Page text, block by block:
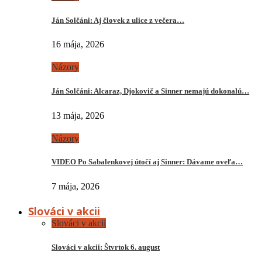
Ján Solčáni: Aj človek z ulice z večera…
16 mája, 2026
Názory
Ján Solčáni: Alcaraz, Djokovič a Sinner nemajú dokonalú…
13 mája, 2026
Názory
VIDEO Po Sabalenkovej útočí aj Sinner: Dávame oveľa…
7 mája, 2026
Slováci v akcii
Slováci v akcii
Slováci v akcii: Štvrtok 6. august